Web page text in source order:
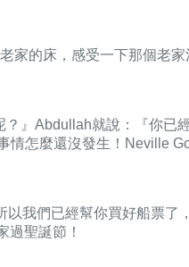
家的床，感受一下那個老
』Abdullah就說：『你已
情怎麼還沒發生！Neville
我們已經幫你買好船票了
過聖誕節！